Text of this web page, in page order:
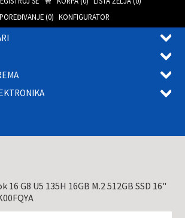
(0) KONFIGURATOR
G8 U5 135H 16GB M.2 512GB SSD 16"